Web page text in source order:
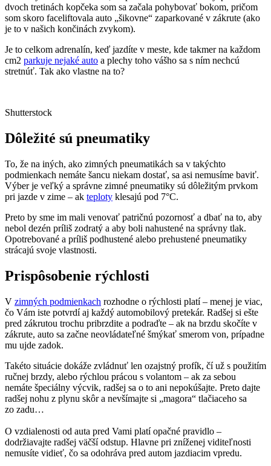
dvoch tretinách kopčeka som sa začala pohybovať bokom, pričom
som skoro faceliftovala auto „šikovne“ zaparkované v zákrute (ako
je to v našich končinách zvykom).
Je to celkom adrenalín, keď jazdíte v meste, kde takmer na každom
cm2 parkuje nejaké auto a plechy toho vášho sa s ním nechcú
stretnúť. Tak ako vlastne na to?
Shutterstock
Dôležité sú pneumatiky
To, že na iných, ako zimných pneumatikách sa v takýchto
podmienkach nemáte šancu niekam dostať, sa asi nemusíme baviť.
Výber je veľký a správne zimné pneumatiky sú dôležitým prvkom
pri jazde v zime – ak teploty klesajú pod 7°C.
Preto by sme im mali venovať patričnú pozornosť a dbať na to, aby
nebol dezén príliš zodratý a aby boli nahustené na správny tlak.
Opotrebované a príliš podhustené alebo prehustené pneumatiky
strácajú svoje vlastnosti.
Prispôsobenie rýchlosti
V zimných podmienkach rozhodne o rýchlosti platí – menej je viac,
čo Vám iste potvrdí aj každý automobilový pretekár. Radšej si ešte
pred zákrutou trochu pribrzdite a podraďte – ak na brzdu skočíte v
zákrute, auto sa začne neovládateľné šmýkať smerom von, prípadne
mu ujde zadok.
Takéto situácie dokáže zvládnuť len ozajstný profík, čí už s použitím
ručnej brzdy, alebo rýchlou prácou s volantom – ak za sebou
nemáte špeciálny výcvik, radšej sa o to ani nepokúšajte. Preto dajte
radšej nohu z plynu skôr a nevšímajte si „magora“ tlačiaceho sa
zo zadu…
O vzdialenosti od auta pred Vami platí opačné pravidlo –
dodržiavajte radšej väčší odstup. Hlavne pri zníženej viditeľnosti
nemusíte vidieť, čo sa odohráva pred autom jazdiacim vpredu.